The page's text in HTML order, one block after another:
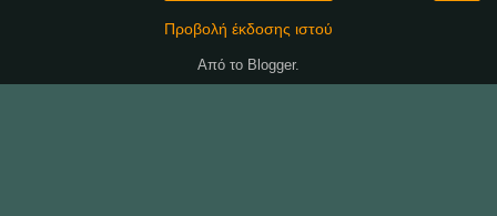
Προβολή έκδοσης ιστού
Από το Blogger.